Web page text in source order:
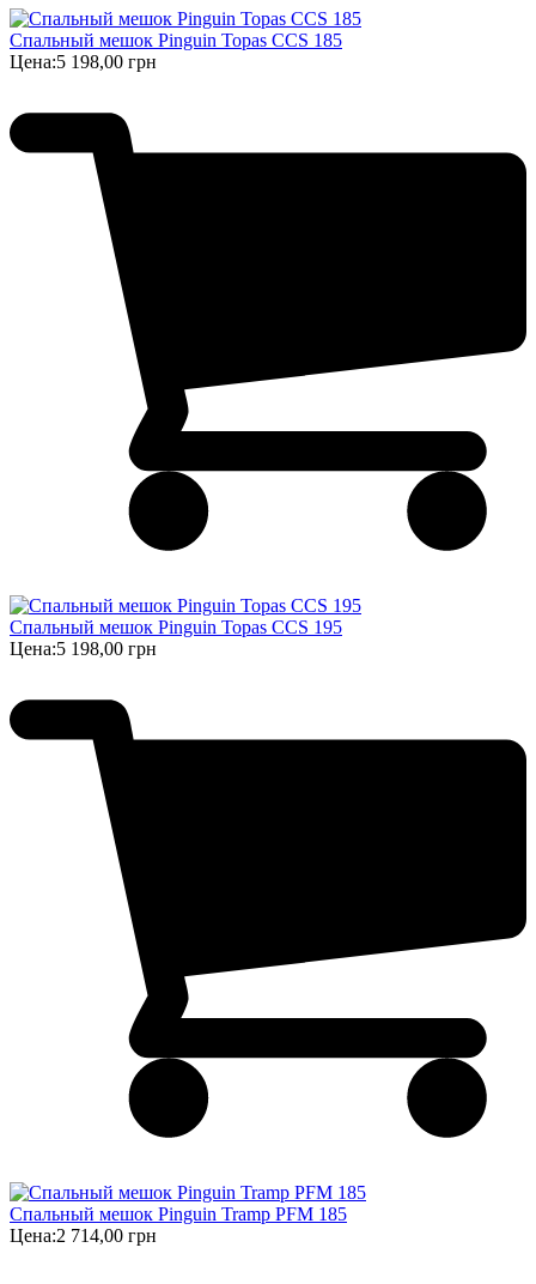
Спальный мешок Pinguin Topas CCS 185
Цена:5 198,00 грн
Спальный мешок Pinguin Topas CCS 195
Цена:5 198,00 грн
Спальный мешок Pinguin Tramp PFM 185
Цена:2 714,00 грн